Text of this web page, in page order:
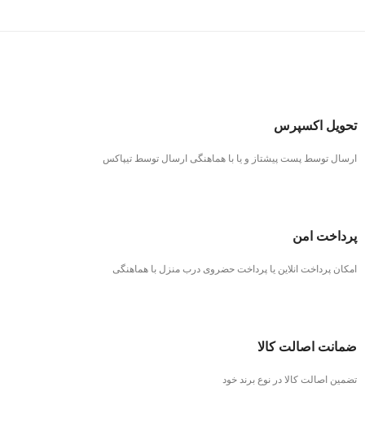
تحویل اکسپرس
ارسال توسط پست پیشتاز و یا با هماهنگی ارسال توسط تیپاکس
پرداخت امن
امکان پرداخت انلاین یا پرداخت حضروی درب منزل با هماهنگی
ضمانت اصالت کالا
تضمین اصالت کالا در نوع برند خود